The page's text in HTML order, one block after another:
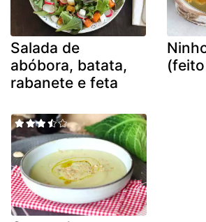
Salada de
abóbora, batata,
rabanete e feta